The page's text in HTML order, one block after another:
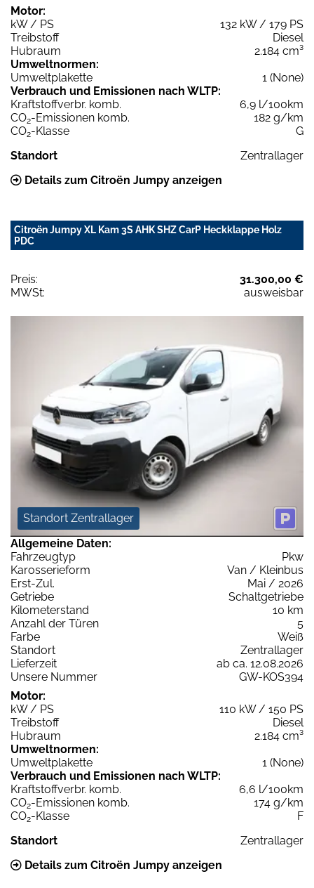
Motor:
kW / PS
132 kW / 179 PS
Treibstoff
Diesel
Hubraum
2.184 cm³
Umweltnormen:
Umweltplakette
1 (None)
Verbrauch und Emissionen nach WLTP:
Kraftstoffverbr. komb.
6,9 l/100km
CO2-Emissionen komb.
182 g/km
CO2-Klasse
G
Standort
Zentrallager
Details zum Citroën Jumpy anzeigen
Citroën Jumpy XL Kam 3S AHK SHZ CarP Heckklappe Holz
PDC
Preis:
31.300,00 €
MWSt:
ausweisbar
Standort Zentrallager
Allgemeine Daten:
Fahrzeugtyp
Pkw
Karosserieform
Van / Kleinbus
Erst-Zul.
Mai / 2026
Getriebe
Schaltgetriebe
Kilometerstand
10 km
Anzahl der Türen
5
Farbe
Weiß
Standort
Zentrallager
Lieferzeit
ab ca. 12.08.2026
Unsere Nummer
GW-KOS394
Motor:
kW / PS
110 kW / 150 PS
Treibstoff
Diesel
Hubraum
2.184 cm³
Umweltnormen:
Umweltplakette
1 (None)
Verbrauch und Emissionen nach WLTP:
Kraftstoffverbr. komb.
6,6 l/100km
CO2-Emissionen komb.
174 g/km
CO2-Klasse
F
Standort
Zentrallager
Details zum Citroën Jumpy anzeigen